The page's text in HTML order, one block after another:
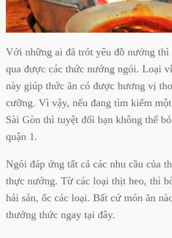
Với những ai đã trót yêu đồ nướng thì
qua được các thức nướng ngói. Loại
này giúp thức ăn có được hương vị
cưỡng. Vì vậy, nếu đang tìm kiếm
Sài Gòn thì tuyệt đối bạn không thể
quận 1.
Ngói đáp ứng tất cả các nhu cầu của
thực nướng. Từ các loại thịt heo, thì
hải sản, ốc các loại. Bất cứ món ăn
thưởng thức ngay tại đây.